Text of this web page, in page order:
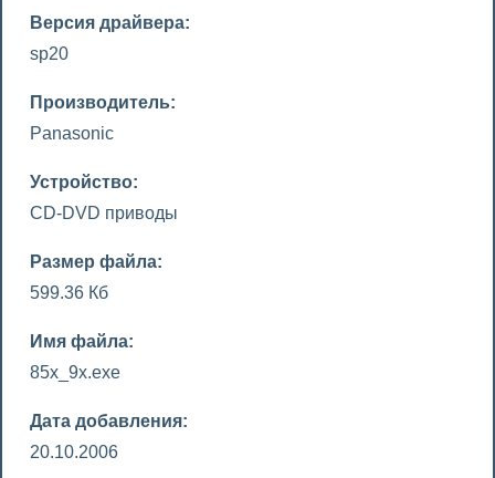
Версия драйвера:
sp20
Производитель:
Panasonic
Устройство:
CD-DVD приводы
Размер файла:
599.36 Кб
Имя файла:
85x_9x.exe
Дата добавления:
20.10.2006